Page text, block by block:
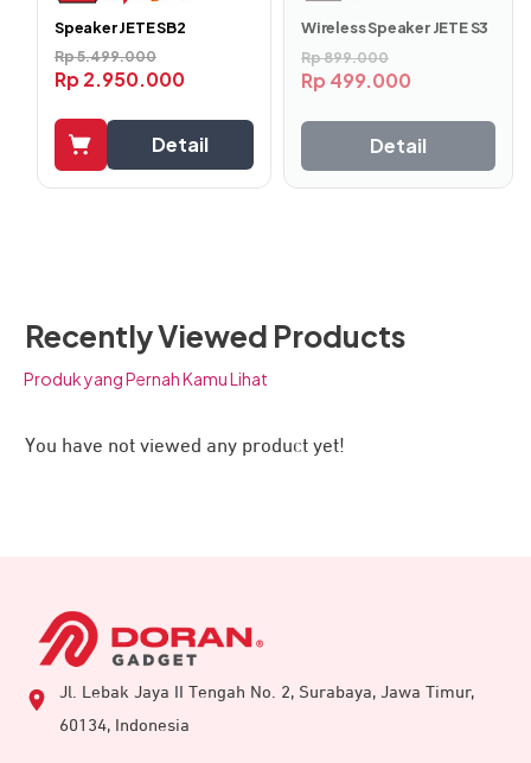
Perangkatspeaker Bluetooth
Speaker JETE SB2
Rp5.499.000
Rp2.950.000
Detail
Wireless Speaker JETE S3
Rp899.000
Rp 499.000
Detail
Recently Viewed Products
Produk yang Pernah Kamu Lihat
You have not viewed any product yet!
Jl. Lebak Jaya II Tengah No. 2, Surabaya, Jawa Timur,
60134, Indonesia